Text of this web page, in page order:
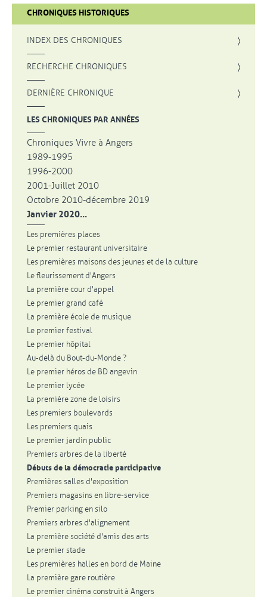
CHRONIQUES HISTORIQUES
INDEX DES CHRONIQUES
RECHERCHE CHRONIQUES , OUVRE UNE NOUVELLE FENÊTRE
DERNIÈRE CHRONIQUE
LES CHRONIQUES PAR ANNÉES
Chroniques Vivre à Angers
1989-1995
1996-2000
2001-Juillet 2010
Octobre 2010-décembre 2019
Janvier 2020...
Les premières places
Le premier restaurant universitaire
Les premières maisons des jeunes et de la culture
Le fleurissement d'Angers
La première cour d'appel
Le premier grand café
La première école de musique
Le premier festival
Le premier hôpital
Au-delà du Bout-du-Monde ?
Le premier héros de BD angevin
Le premier lycée
La première zone de loisirs
Les premiers boulevards
Les premiers quais
Le premier jardin public
Premiers arbres de la liberté
Débuts de la démocratie participative
Premières salles d'exposition
Premiers magasins en libre-service
Premier parking en silo
Premiers arbres d'alignement
La première société d'amis des arts
Le premier stade
Les premières halles en bord de Maine
La première gare routière
Le premier cinéma construit à Angers